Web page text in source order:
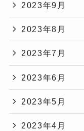
2023年9月
2023年8月
2023年7月
2023年6月
2023年5月
2023年4月